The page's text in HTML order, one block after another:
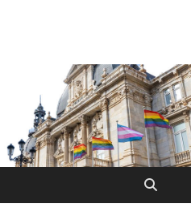
GALACTYCO"